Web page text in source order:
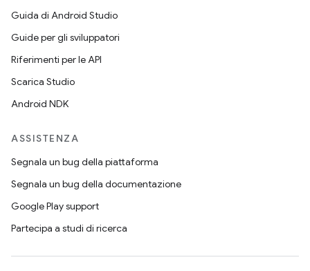
Guida di Android Studio
Guide per gli sviluppatori
Riferimenti per le API
Scarica Studio
Android NDK
ASSISTENZA
Segnala un bug della piattaforma
Segnala un bug della documentazione
Google Play support
Partecipa a studi di ricerca